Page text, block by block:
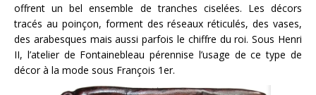
offrent un bel ensemble de tranches ciselées. Les décors
tracés au poinçon, forment des réseaux réticulés, des vases,
des arabesques mais aussi parfois le chiffre du roi. Sous Henri
II, l’atelier de Fontainebleau pérennise l’usage de ce type de
décor à la mode sous François 1er.